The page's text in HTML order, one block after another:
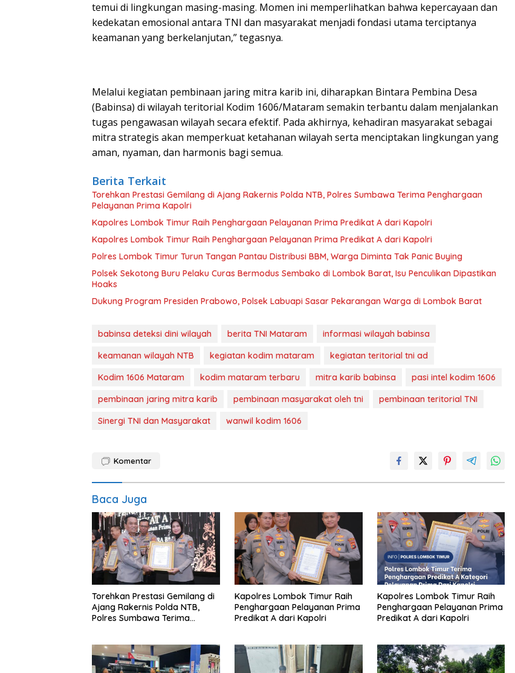
temui di lingkungan masing-masing. Momen ini memperlihatkan bahwa kepercayaan dan
kedekatan emosional antara TNI dan masyarakat menjadi fondasi utama terciptanya
keamanan yang berkelanjutan,” tegasnya.
Melalui kegiatan pembinaan jaring mitra karib ini, diharapkan Bintara Pembina Desa
(Babinsa) di wilayah teritorial Kodim 1606/Mataram semakin terbantu dalam menjalankan
tugas pengawasan wilayah secara efektif. Pada akhirnya, kehadiran masyarakat sebagai
mitra strategis akan memperkuat ketahanan wilayah serta menciptakan lingkungan yang
aman, nyaman, dan harmonis bagi semua.
Berita Terkait
Torehkan Prestasi Gemilang di Ajang Rakernis Polda NTB, Polres Sumbawa Terima Penghargaan
Pelayanan Prima Kapolri
Kapolres Lombok Timur Raih Penghargaan Pelayanan Prima Predikat A dari Kapolri
Kapolres Lombok Timur Raih Penghargaan Pelayanan Prima Predikat A dari Kapolri
Polres Lombok Timur Turun Tangan Pantau Distribusi BBM, Warga Diminta Tak Panic Buying
Polsek Sekotong Buru Pelaku Curas Bermodus Sembako di Lombok Barat, Isu Penculikan Dipastikan
Hoaks
Dukung Program Presiden Prabowo, Polsek Labuapi Sasar Pekarangan Warga di Lombok Barat
babinsa deteksi dini wilayah berita TNI Mataram
informasi wilayah babinsa
keamanan wilayah NTB
kegiatan kodim mataram
kegiatan teritorial tni ad
Kodim 1606 Mataram
kodim mataram terbaru mitra karib babinsa
pasi intel kodim 1606
pembinaan jaring mitra karib
pembinaan masyarakat oleh tni
pembinaan teritorial TNI
Sinergi TNI dan Masyarakat
wanwil kodim 1606
Komentar
Baca Juga
Torehkan Prestasi Gemilang di
Ajang Rakernis Polda NTB,
Polres Sumbawa Terima
Kapolres Lombok Timur Raih
Penghargaan Pelayanan Prima
Predikat A dari Kapolri
Kapolres Lombok Timur Raih
Penghargaan Pelayanan Prima
Predikat A dari Kapolri